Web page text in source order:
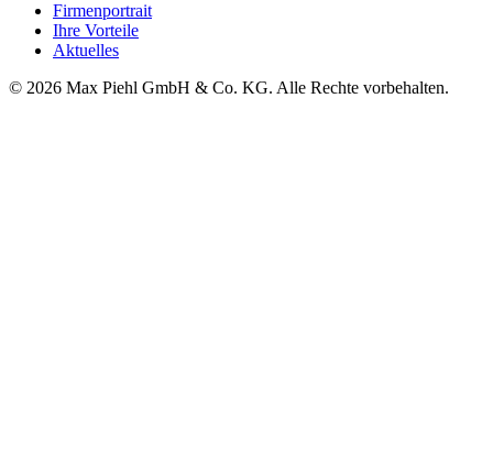
Firmenportrait
Ihre Vorteile
Aktuelles
© 2026 Max Piehl GmbH & Co. KG. Alle Rechte vorbehalten.